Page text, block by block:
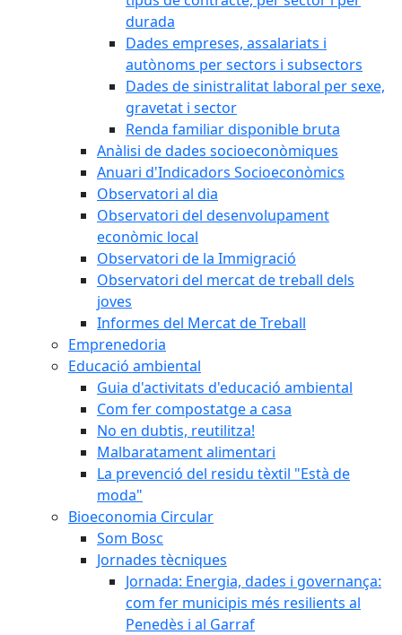
durada
Dades empreses, assalariats i
autònoms per sectors i subsectors
Dades de sinistralitat laboral per sexe,
gravetat i sector
Renda familiar disponible bruta
Anàlisi de dades socioeconòmiques
Anuari d'Indicadors Socioeconòmics
Observatori al dia
Observatori del desenvolupament
econòmic local
Observatori de la Immigració
Observatori del mercat de treball dels
joves
Informes del Mercat de Treball
Emprenedoria
Educació ambiental
Guia d'activitats d'educació ambiental
Com fer compostatge a casa
No en dubtis, reutilitza!
Malbaratament alimentari
La prevenció del residu tèxtil "Està de
moda"
Bioeconomia Circular
Som Bosc
Jornades tècniques
Jornada: Energia, dades i governança:
com fer municipis més resilients al
Penedès i al Garraf